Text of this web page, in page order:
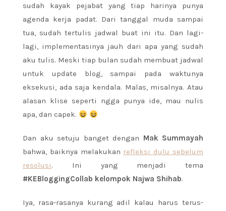
sudah kayak pejabat yang tiap harinya punya
agenda kerja padat. Dari tanggal muda sampai
tua, sudah tertulis jadwal buat ini itu. Dan lagi-
lagi, implementasinya jauh dari apa yang sudah
aku tulis. Meski tiap bulan sudah membuat jadwal
untuk update blog, sampai pada waktunya
eksekusi, ada saja kendala. Malas, misalnya. Atau
alasan klise seperti ngga punya ide, mau nulis
apa, dan capek.
Dan aku setuju banget dengan Mak Summayah
bahwa, baiknya melakukan refleksi dulu sebelum
resolusi. Ini yang menjadi tema
#KEBloggingCollab kelompok Najwa Shihab.
Iya, rasa-rasanya kurang adil kalau harus terus-